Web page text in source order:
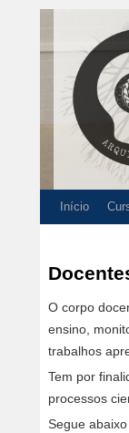
Início
O corpo
ensino,
trabalhos
Tem por
processos
Segue